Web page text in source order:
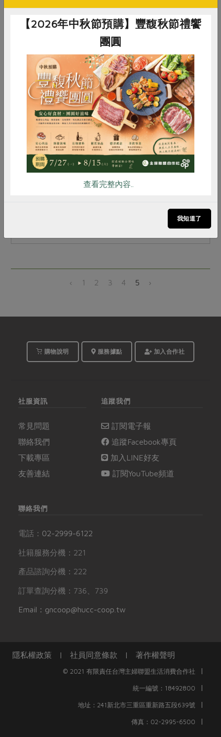
2012-01-01非基改運動
基因改造食品與食品安全論壇
環顧我們生活的四周，到處充斥著基改的食品，且
‹ 1 2 3 4 5 ›
購物說明 服務據點 加入合作社
社服資訊
常見問題
聯絡我們
下載專區
友善連結
追蹤我們
訂閱電子報
追蹤Facebook專頁
加入LINE好友
訂閱YouTube頻道
聯絡我們
電話： 02-2999-6122
社籍服務分機：221
產品諮詢分機：222
訂單查詢分機：736、739
Email：gncoop@hucc-coop.tw
隱私權政策 | 社員同意條款 | 著作權聲明
© 2021 有限責任台灣主婦聯盟生活消費合作社 |
統一編號：18492800 |
地址：241新北市三重區重新路五段639號 |
傳真：02-2995-6500 |
惜食 RPET 食譜 減硝酸鹽
雞蛋 食安 共同購買
【2026年中秋節預購】豐馥秋節禮饗
團圓
查看完整內容..
我知道了